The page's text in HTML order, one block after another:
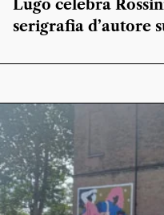
Lugo celebra
serigrafia d’autore